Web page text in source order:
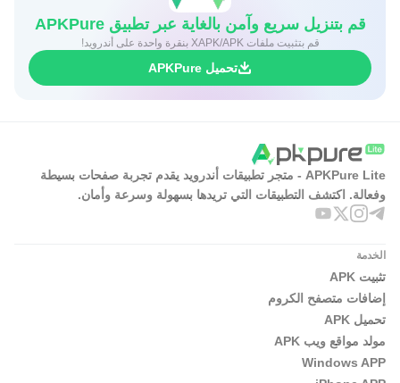
قم بتنزيل سريع وآمن بالغاية عبر تطبيق APKPure
قم بتثبيت ملفات XAPK/APK بنقرة واحدة على أندرويد!
تحميل APKPure
APKPure Lite - متجر تطبيقات أندرويد يقدم تجربة صفحات بسيطة
وفعالة. اكتشف التطبيقات التي تريدها بسهولة وسرعة وأمان.
الخدمة
تثبيت APK
إضافات متصفح الكروم
تحميل APK
مولد مواقع ويب APK
Windows APP